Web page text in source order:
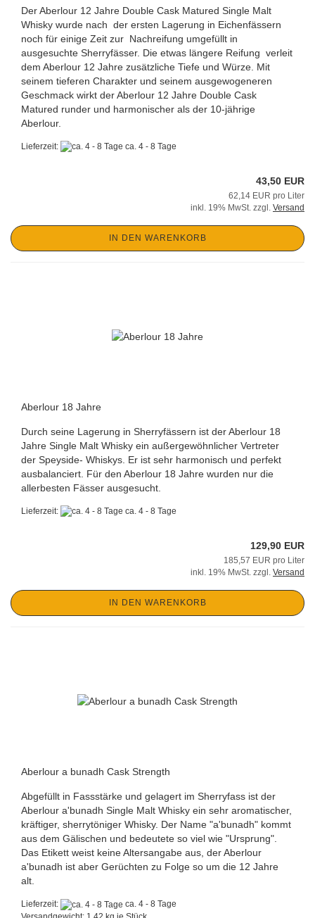
Der Aberlour 12 Jahre Double Cask Matured Single Malt
Whisky wurde nach der ersten Lagerung in Eichenfässern
noch für einige Zeit zur Nachreifung umgefüllt in
ausgesuchte Sherryfässer. Die etwas längere Reifung verleit
dem Aberlour 12 Jahre zusätzliche Tiefe und Würze. Mit
seinem tieferen Charakter und seinem ausgewogeneren
Geschmack wirkt der Aberlour 12 Jahre Double Cask
Matured runder und harmonischer als der 10-jährige
Aberlour.
Lieferzeit: ca. 4 - 8 Tage
43,50 EUR
62,14 EUR pro Liter
inkl. 19% MwSt. zzgl. Versand
IN DEN WARENKORB
Aberlour 18 Jahre
Durch seine Lagerung in Sherryfässern ist der Aberlour 18
Jahre Single Malt Whisky ein außergewöhnlicher Vertreter
der Speyside- Whiskys. Er ist sehr harmonisch und perfekt
ausbalanciert. Für den Aberlour 18 Jahre wurden nur die
allerbesten Fässer ausgesucht.
Lieferzeit: ca. 4 - 8 Tage
129,90 EUR
185,57 EUR pro Liter
inkl. 19% MwSt. zzgl. Versand
IN DEN WARENKORB
Aberlour a bunadh Cask Strength
Abgefüllt in Fassstärke und gelagert im Sherryfass ist der
Aberlour a'bunadh Single Malt Whisky ein sehr aromatischer,
kräftiger, sherrytöniger Whisky. Der Name "a'bunadh" kommt
aus dem Gälischen und bedeutete so viel wie "Ursprung".
Das Etikett weist keine Altersangabe aus, der Aberlour
a'bunadh ist aber Gerüchten zu Folge so um die 12 Jahre
alt.
Lieferzeit:
ca. 4 - 8 Tage